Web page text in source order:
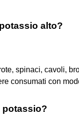
alto?
spinaci, cavoli,
consumati con
potassio?